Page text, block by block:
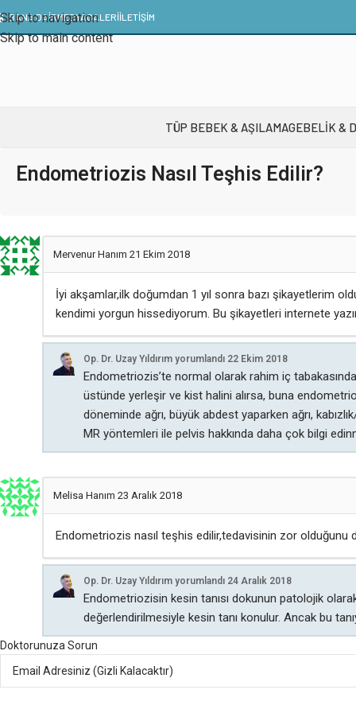
Skip to navigation
Skip to main content
BANA DAİRMEDYAGALERIİLETIŞIM
TÜP BEBEK & AŞILAMAGEBELIK &
Endometriozis Nasıl Teşhis Edilir?
Mervenur Hanım 21 Ekim 2018
İyi akşamlar,ilk doğumdan 1 yıl sonra bazı şikayetlerim
kendimi yorgun hissediyorum. Bu şikayetleri internete
Op. Dr. Uzay Yıldırım yorumlandı 22 Ekim 2018
Endometriozis’te normal olarak rahim iç
üstünde yerleşir ve kist halini alırsa, buna
döneminde ağrı, büyük abdest yaparken ağrı,
MR yöntemleri ile pelvis hakkında daha çok bilgi
Melisa Hanım 23 Aralık 2018
Endometriozis nasıl teşhis edilir,tedavisinin zor
Op. Dr. Uzay Yıldırım yorumlandı 24 Aralık 2018
Endometriozisin kesin tanısı dokunun patolojik
değerlendirilmesiyle kesin tanı konulur. Ancak bu
Doktorunuza Sorun